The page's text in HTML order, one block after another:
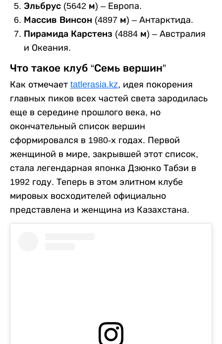
Эльбрус (5642 м) – Европа.
Массив Винсон (4897 м) – Антарктида.
Пирамида Карстенз (4884 м) – Австралия
и Океания.
Что такое клуб “Семь вершин”
Как отмечает tatlerasia.kz, идея покорения
главных пиков всех частей света зародилась
еще в середине прошлого века, но
окончательный список вершин
сформировался в 1980-х годах. Первой
женщиной в мире, закрывшей этот список,
стала легендарная японка Дзюнко Табэи в
1992 году. Теперь в этом элитном клубе
мировых восходителей официально
представлена и женщина из Казахстана.